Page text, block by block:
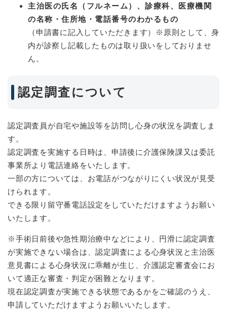
主治医の氏名（フルネーム）、診療科、医療機関
の名称・住所地・電話番号のわかるもの
（申請書に記入していただきます）※原則として、身
内が診察し記載したものは取り扱いをしておりませ
ん。
認定調査について
認定調査員が自宅や施設等を訪問し心身の状況を調査しま
す。
認定調査を実施する日時は、申請後に介護保険課又は委託
事業所より電話連絡をいたします。
一部の方については、お電話がつながりにくい状況が見受
けられます。
できる限り留守番電話設定をしていただけますようお願い
いたします。
※手術日前後や急性期治療中などにより、円滑に認定調査
が実施できない場合は、認定調査による心身状況と主治医
意見書による心身状況に乖離が生じ、介護認定審査会にお
いて適正な審査・判定が困難となります。
現在認定調査が実施できる状態であるかをご確認のうえ、
申請していただけますようお願いいたします。